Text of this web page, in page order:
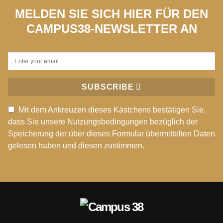
MELDEN SIE SICH HIER FÜR DEN
CAMPUS38-NEWSLETTER AN
SUBSCRIBE
Mit dem Ankreuzen dieses Kästchens bestätigen Sie,
dass Sie unsere Nutzungsbedingungen bezüglich der
Speicherung der über dieses Formular übermittelten Daten
gelesen haben und diesen zustimmen.